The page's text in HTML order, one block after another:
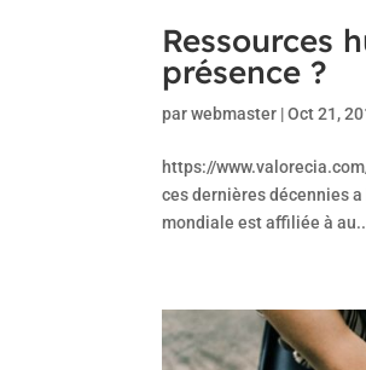
Ressources
présence ?
parwebmaster |Oct 21,
https://
ces dernières décennies
mondiale est affiliée à